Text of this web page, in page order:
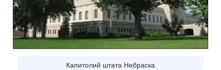
Капитолий штата Небраска